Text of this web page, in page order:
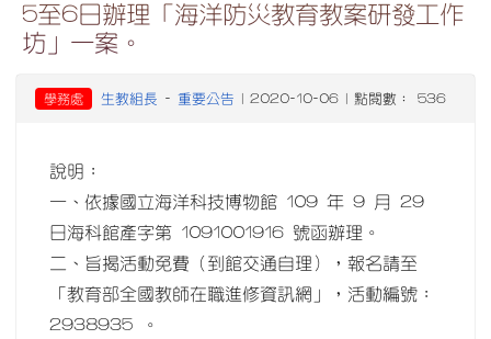
5至6日辦理「海洋防災教育教案研發工作
坊」一案。
學務處 生教組長 - 重要公告 | 2020-10-06 | 點閱數： 536
說明：
一、依據國立海洋科技博物館 109 年 9 月 29
日海科館產字第 1091001916 號函辦理。
二、旨揭活動免費（到館交通自理），報名請至
「教育部全國教師在職進修資訊網」，活動編號：
2938935 。